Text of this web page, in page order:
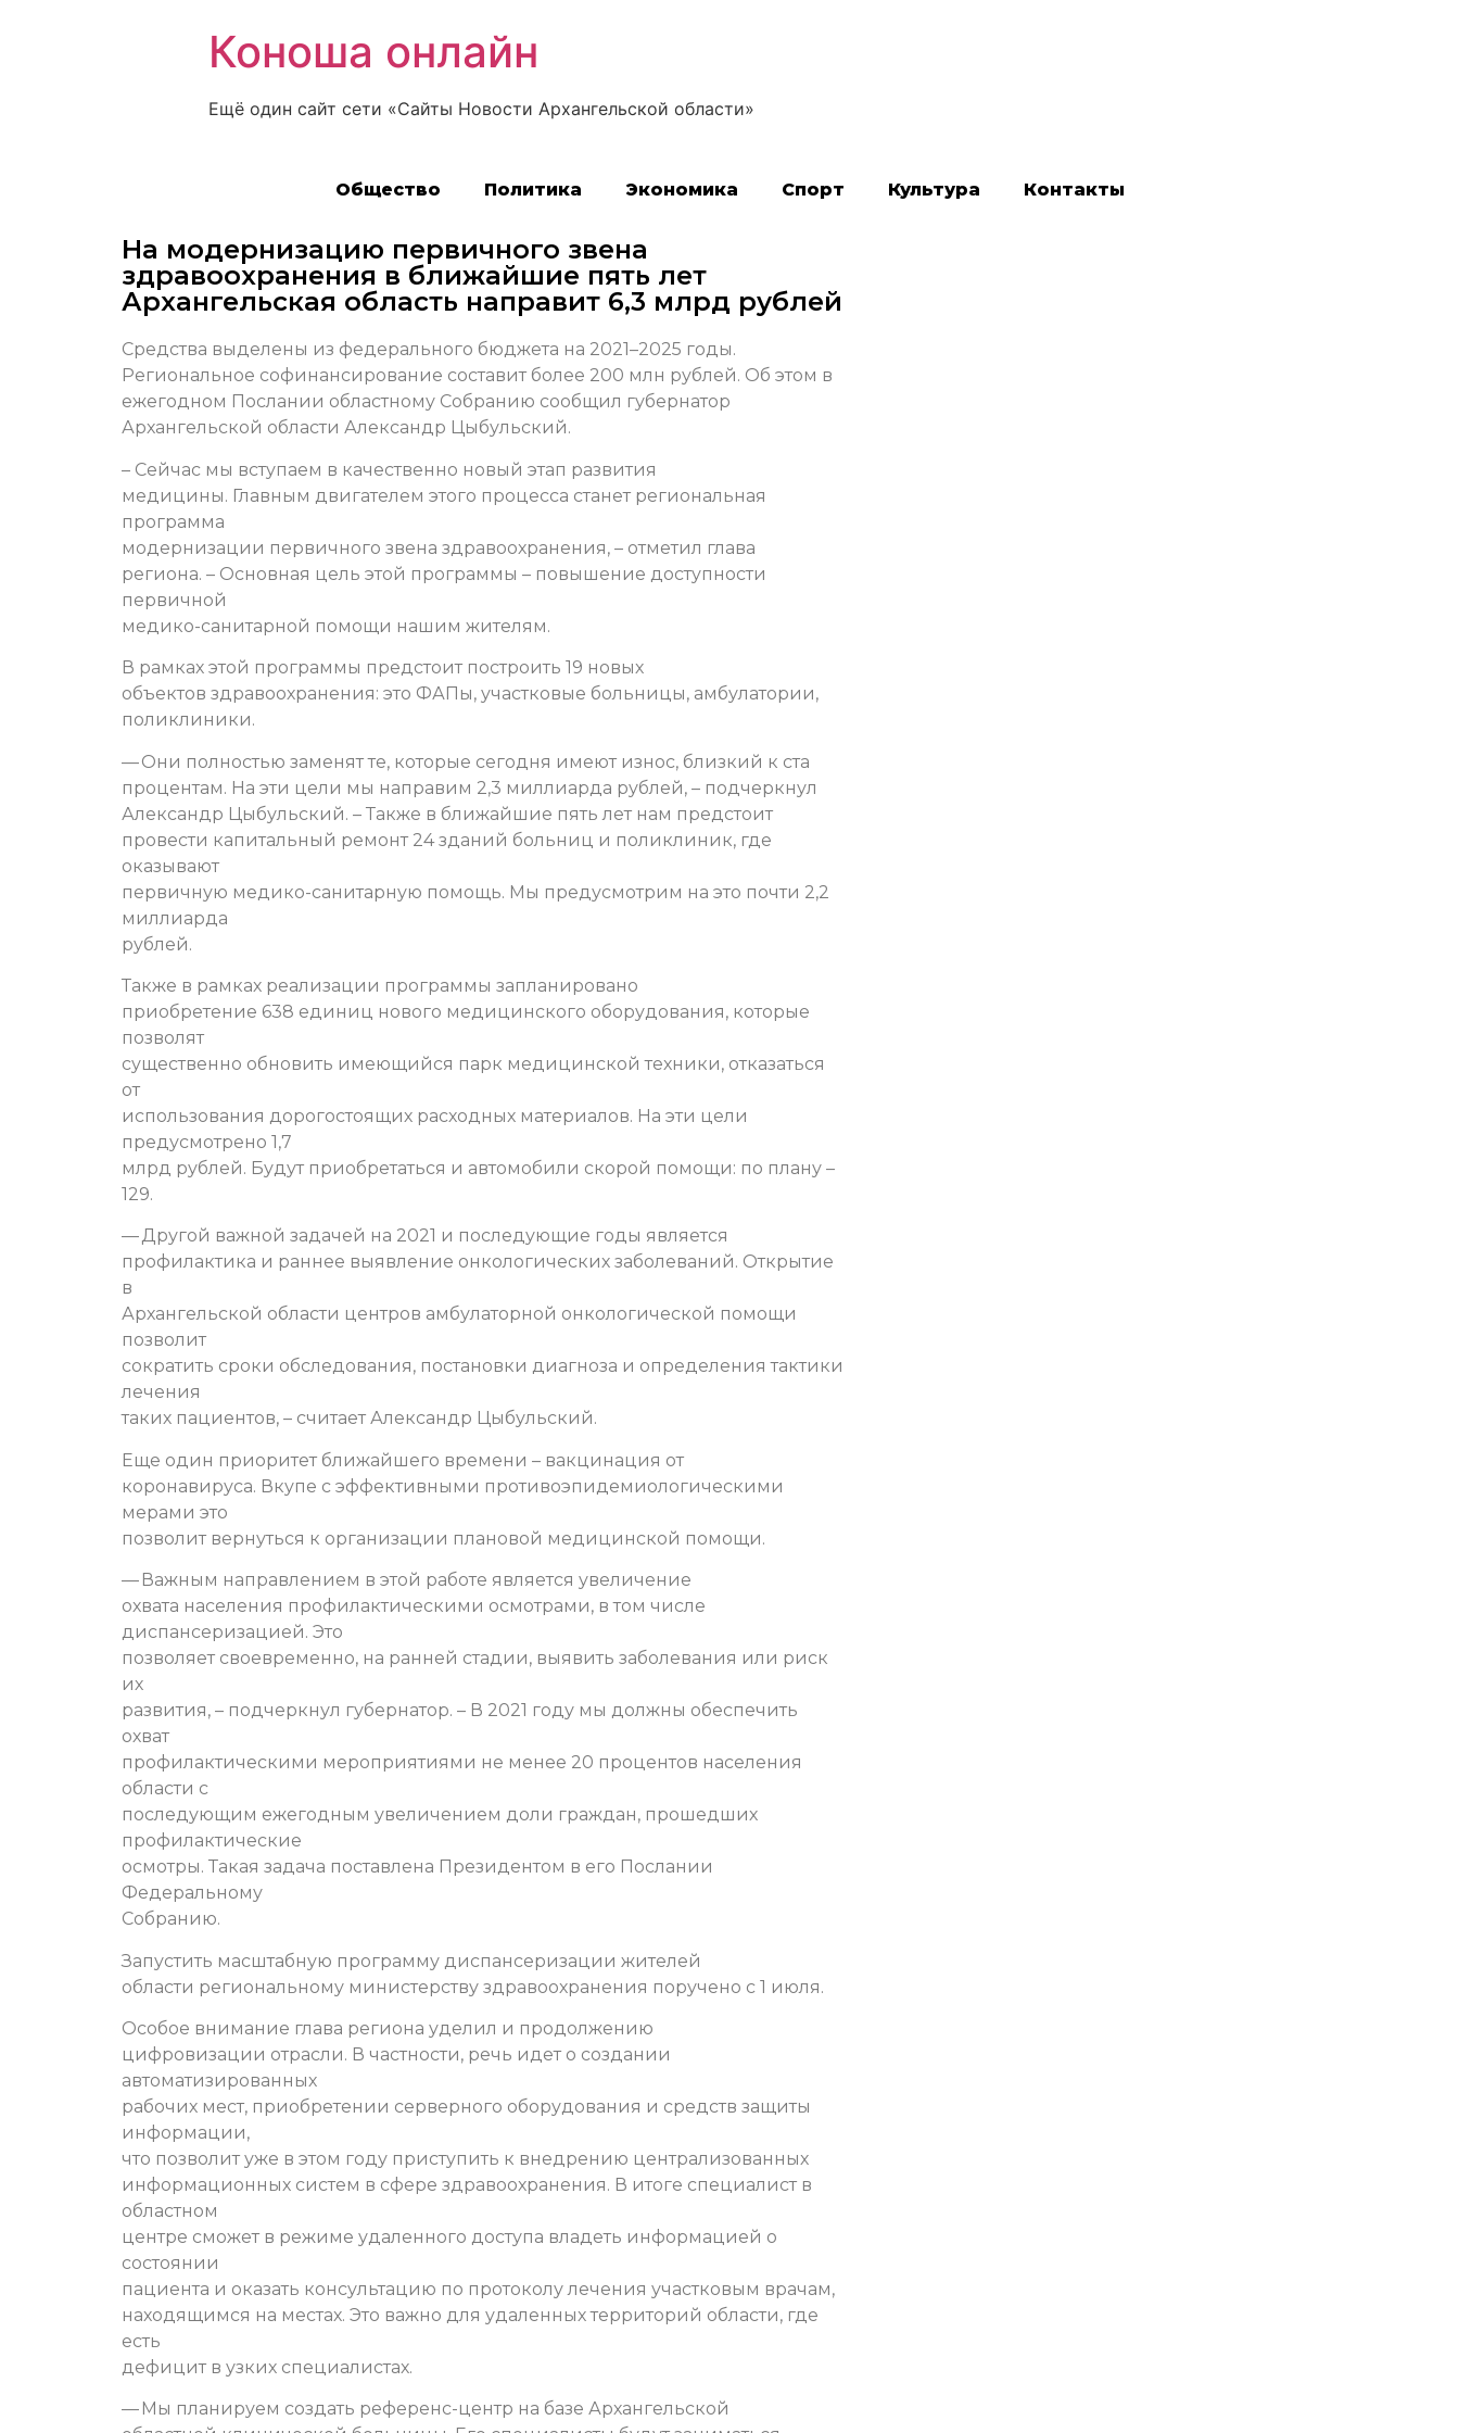
Коноша онлайн
Ещё один сайт сети «Сайты Новости Архангельской области»
Общество Политика Экономика Спорт Культура Контакты
На модернизацию первичного звена
здравоохранения в ближайшие пять лет
Архангельская область направит 6,3 млрд рублей
Средства выделены из федерального бюджета на 2021–2025 годы.
Региональное софинансирование составит более 200 млн рублей. Об этом в
ежегодном Послании областному Собранию сообщил губернатор
Архангельской области Александр Цыбульский.
– Сейчас мы вступаем в качественно новый этап развития
медицины. Главным двигателем этого процесса станет региональная
программа
модернизации первичного звена здравоохранения, – отметил глава
региона. – Основная цель этой программы – повышение доступности
первичной
медико-санитарной помощи нашим жителям.
В рамках этой программы предстоит построить 19 новых
объектов здравоохранения: это ФАПы, участковые больницы, амбулатории,
поликлиники.
— Они полностью заменят те, которые сегодня имеют износ, близкий к ста
процентам. На эти цели мы направим 2,3 миллиарда рублей, – подчеркнул
Александр Цыбульский. – Также в ближайшие пять лет нам предстоит
провести капитальный ремонт 24 зданий больниц и поликлиник, где
оказывают
первичную медико-санитарную помощь. Мы предусмотрим на это почти 2,2
миллиарда
рублей.
Также в рамках реализации программы запланировано
приобретение 638 единиц нового медицинского оборудования, которые
позволят
существенно обновить имеющийся парк медицинской техники, отказаться
от
использования дорогостоящих расходных материалов. На эти цели
предусмотрено 1,7
млрд рублей. Будут приобретаться и автомобили скорой помощи: по плану –
129.
— Другой важной задачей на 2021 и последующие годы является
профилактика и раннее выявление онкологических заболеваний. Открытие
в
Архангельской области центров амбулаторной онкологической помощи
позволит
сократить сроки обследования, постановки диагноза и определения тактики
лечения
таких пациентов, – считает Александр Цыбульский.
Еще один приоритет ближайшего времени – вакцинация от
коронавируса. Вкупе с эффективными противоэпидемиологическими
мерами это
позволит вернуться к организации плановой медицинской помощи.
— Важным направлением в этой работе является увеличение
охвата населения профилактическими осмотрами, в том числе
диспансеризацией. Это
позволяет своевременно, на ранней стадии, выявить заболевания или риск
их
развития, – подчеркнул губернатор. – В 2021 году мы должны обеспечить
охват
профилактическими мероприятиями не менее 20 процентов населения
области с
последующим ежегодным увеличением доли граждан, прошедших
профилактические
осмотры. Такая задача поставлена Президентом в его Послании
Федеральному
Собранию.
Запустить масштабную программу диспансеризации жителей
области региональному министерству здравоохранения поручено с 1 июля.
Особое внимание глава региона уделил и продолжению
цифровизации отрасли. В частности, речь идет о создании
автоматизированных
рабочих мест, приобретении серверного оборудования и средств защиты
информации,
что позволит уже в этом году приступить к внедрению централизованных
информационных систем в сфере здравоохранения. В итоге специалист в
областном
центре сможет в режиме удаленного доступа владеть информацией о
состоянии
пациента и оказать консультацию по протоколу лечения участковым врачам,
находящимся на местах. Это важно для удаленных территорий области, где
есть
дефицит в узких специалистах.
— Мы планируем создать референс-центр на базе Архангельской